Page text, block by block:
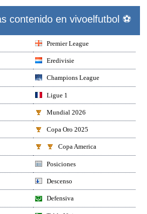
contenido en vivoelfutbol ⚽
Premier League
Eredivisie
Champions League
Ligue 1
Mundial 2026
Copa Oro 2025
Copa America
Posiciones
Descenso
Defensiva